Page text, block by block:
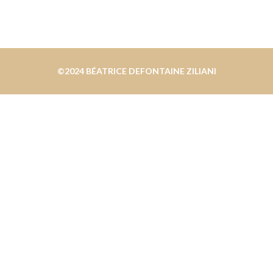
©2024 BÉATRICE DEFONTAINE ZILIANI